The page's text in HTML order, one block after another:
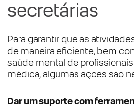
secretárias
Para garantir que as
de maneira eficiente, bem
saúde mental de
médica, algumas ações são
Dar um suporte com